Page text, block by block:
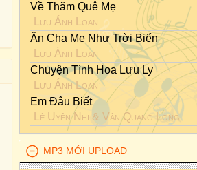
Về Thăm Quê Mẹ
Lưu Ánh Loan
Ân Cha Mẹ Như Trời Biển
Lưu Ánh Loan
Chuyện Tình Hoa Lưu Ly
Lưu Ánh Loan
Em Đâu Biết
Lê Uyên Nhi & Vân Quang Long
MP3 MỚI UPLOAD